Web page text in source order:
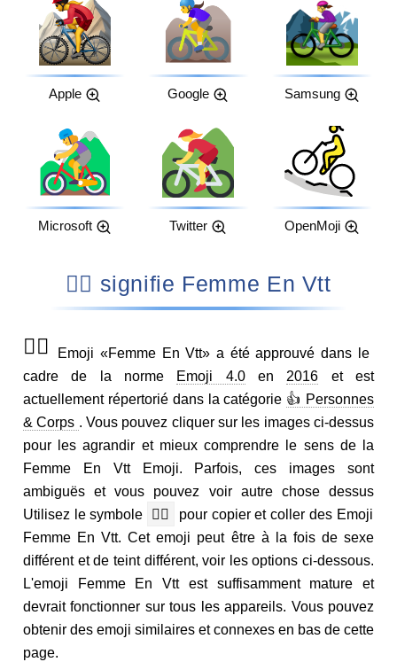
Apple Google Samsung
Microsoft Twitter OpenMoji
🚵‍♀️ signifie Femme En Vtt
🚵‍♀️
Emoji «Femme En Vtt» a été approuvé dans le
cadre de la norme Emoji 4.0en 2016 et est
actuellement répertorié dans la catégorie 👍 Personnes
& Corps . Vous pouvez cliquer sur les images ci-dessus
pour les agrandir et mieux comprendre le sens de la
Femme En Vtt Emoji. Parfois, ces images sont
ambiguës et vous pouvez voir autre chose dessus
Utilisez le symbole
🚵‍♀️
pour copier et coller des Emoji
Femme En Vtt. Cet emoji peut être à la fois de sexe
différent et de teint différent, voir les options ci-dessous.
L'emoji Femme En Vtt est suffisamment mature et
devrait fonctionner sur tous les appareils. Vous pouvez
obtenir des emoji similaires et connexes en bas de cette
page.